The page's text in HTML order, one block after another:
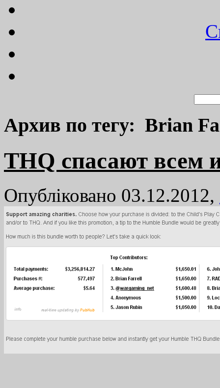
Архив по тегу: Brian
THQ спасают всем
Опубліковано 03.12.2012,